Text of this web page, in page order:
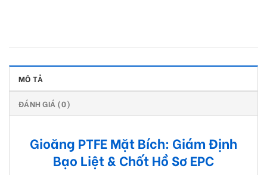
MÔ TẢ
ĐÁNH GIÁ (0)
Gioăng PTFE Mặt Bích: Giám Định
Bạo Liệt & Chốt Hồ Sơ EPC